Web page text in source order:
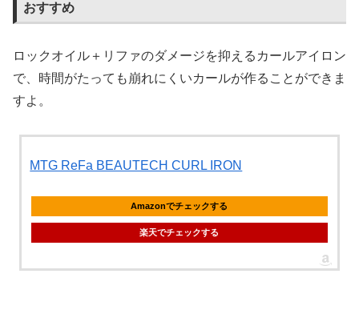
おすすめ
ロックオイル＋リファのダメージを抑えるカールアイロン
で、時間がたっても崩れにくいカールが作ることができま
すよ。
MTG ReFa BEAUTECH CURL IRON
Amazonでチェックする
楽天でチェックする